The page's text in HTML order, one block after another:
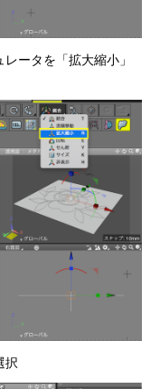
ータを「拡大縮小」
択